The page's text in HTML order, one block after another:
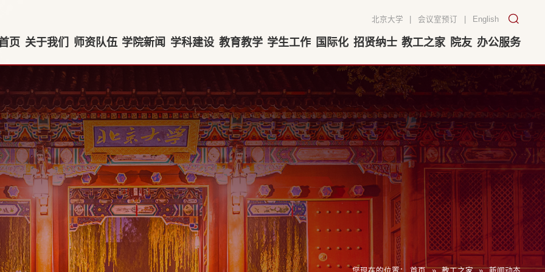
北京大学 会议室预订 English
页 关于我们 师资队伍 学院新闻 学科建设 教育教学 学生工作 国际化 招贤纳士 教工之家 院友 办公服务